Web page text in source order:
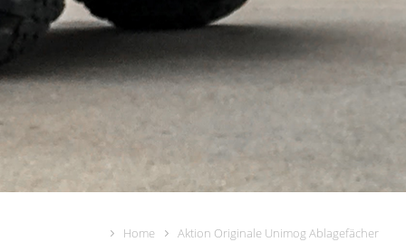
Home Aktion Originale Unimog Ablagefächer